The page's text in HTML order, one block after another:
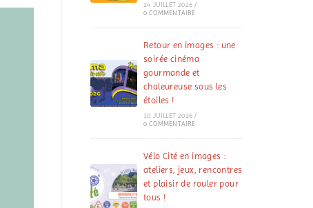
24 JUILLET 2026 /
0 COMMENTAIRE
Retour en images : une
soirée cinéma
gourmande et
chaleureuse sous les
étoiles !
10 JUILLET 2026 /
0 COMMENTAIRE
Vélo Cité en images :
ateliers, jeux, rencontres
et plaisir de rouler pour
tous !